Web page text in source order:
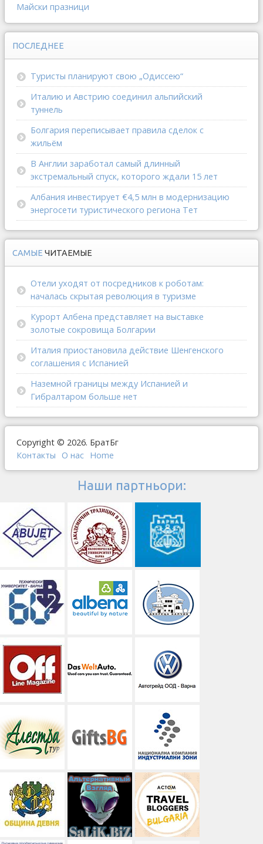
Майски празници
ПОСЛЕДНЕЕ
Туристы планируют свою „Одиссею“
Италию и Австрию соединил альпийский
туннель
Болгария переписывает правила сделок с
жильём
В Англии заработал самый длинный
экстремальный спуск, которого ждали 15 лет
Албания инвестирует €4,5 млн в модернизацию
энергосети туристического региона Тет
САМЫЕ ЧИТАЕМЫЕ
Отели уходят от посредников к роботам:
началась скрытая революция в туризме
Курорт Албена представляет на выставке
золотые сокровища Болгарии
Италия приостановила действие Шенгенского
соглашения с Испанией
Наземной границы между Испанией и
Гибралтаром больше нет
Copyright © 2026. БратБг
Контакты
О наc Home
Наши партньори: